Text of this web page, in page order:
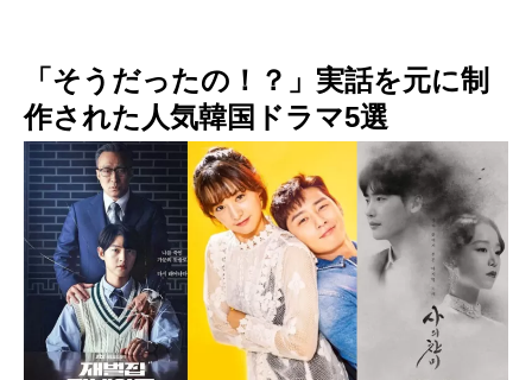
「そうだったの！？」実話を元に制
作された人気韓国ドラマ5選